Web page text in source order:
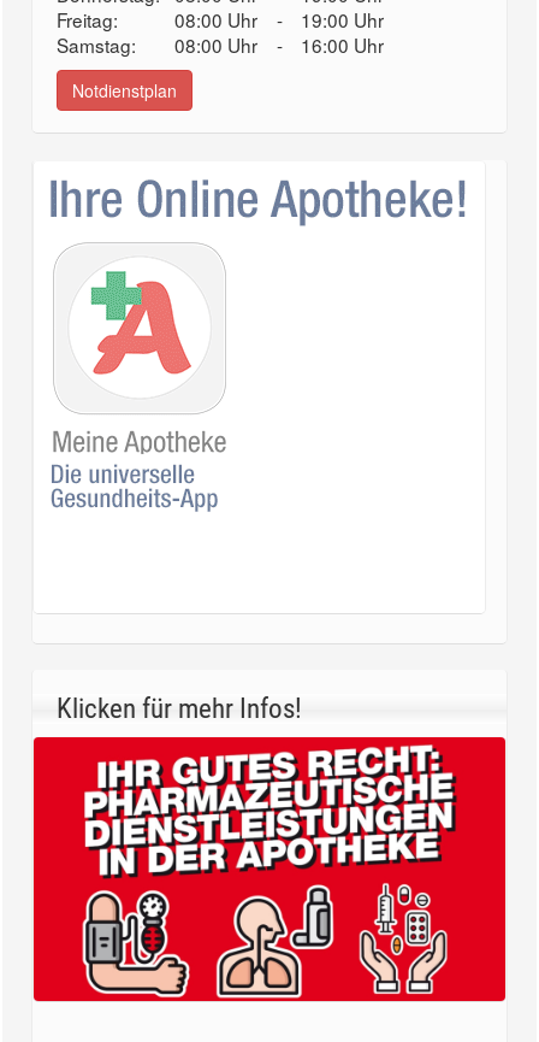
Freitag:
08:00 Uhr -
19:00 Uhr
Samstag:
08:00 Uhr - 16:00 Uhr
Notdienstplan
Klicken für mehr Infos!